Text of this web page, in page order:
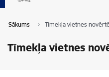
Sākums Tīmekļa vietnes
Tīmekļa vietnes